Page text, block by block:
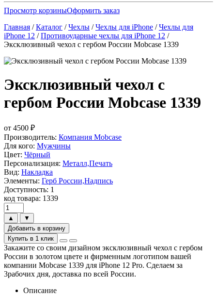
Просмотр корзиныОформить заказ
Главная /Каталог /Чехлы /Чехлы для iPhone /Чехлы для
iPhone 12 /Противоударные чехлы для iPhone 12 /
Эксклюзивный чехол с гербом России Mobcase 1339
Эксклюзивный чехол с
гербом России Mobcase 1339
от 4500 ₽
Производитель: Компания Mobcase
Для кого: Мужчины
Цвет: Чёрный
Персонализация: Металл,Печать
Вид: Накладка
Элементы: Герб России,Надпись
Доступность: 1
код товара: 1339
▲
▼
Добавить в корзину
Купить в 1 клик
Закажите со своим дизайном эксклюзивный чехол с гербом
России в золотом цвете и фирменным логотипом вашей
компании Mobcase 1339 для iPhone 12 Pro. Сделаем за
3рабочих дня, доставка по всей России.
Описание